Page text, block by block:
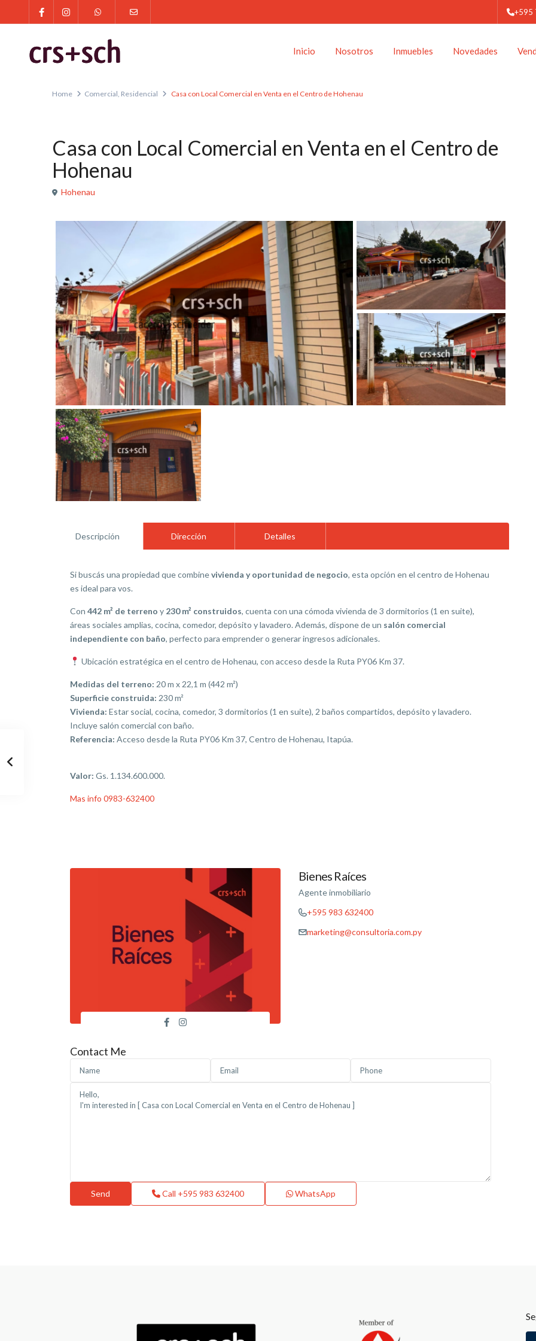
+595
Inicio Nosotros Inmuebles Novedades
Home Comercial, Residencial Casa con Local Comercial en Venta en el Centro de Hohenau
Casa con Local Comercial en Venta en el Centro de
Hohenau
Hohenau
Descripción Dirección Detalles
Si buscás una propiedad que combinevivienda y oportunidad de negocio, esta opción en el centro de Hohenau
es ideal para vos.
Con 442 m² de terreno y 230 m² construidos, cuenta con una cómoda vivienda de 3 dormitorios (1 en suite),
áreas sociales amplias, cocina, comedor, depósito y lavadero. Además, dispone de un salón comercial
independiente con baño, perfecto para emprender o generar ingresos adicionales.
Ubicación estratégica en el centro de Hohenau, con acceso desde la Ruta PY06 Km 37.
Medidas del terreno: 20 m x 22,1 m (442 m²)
Superficie construida: 230 m²
Vivienda: Estar social, cocina, comedor, 3 dormitorios (1 en suite), 2 baños compartidos, depósito y lavadero.
Incluye salón comercial con baño.
Referencia: Acceso desde la Ruta PY06 Km 37, Centro de Hohenau, Itapúa.
Valor: Gs. 1.134.600.000.
Mas info 0983-632400
Bienes Raíces
Agente inmobiliario
+595 983 632400
marketing@consultoria.com.py
Contact Me
Call +595 983 632400 WhatsApp